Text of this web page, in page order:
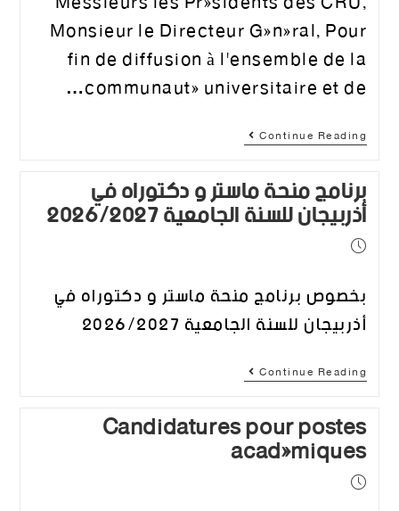
Monsieur le Directeur Général, Pour
fin de diffusion à l'ensemble de la
communauté universitaire et de…
Continue Reading
برنامج منحة ماستر و دكتوراه في
أذربيجان للسنة الجامعية 2026/2027
بخصوص برنامج منحة ماستر و دكتوراه في
أذربيجان للسنة الجامعية 2026/2027
Continue Reading
Candidatures pour postes
académiques